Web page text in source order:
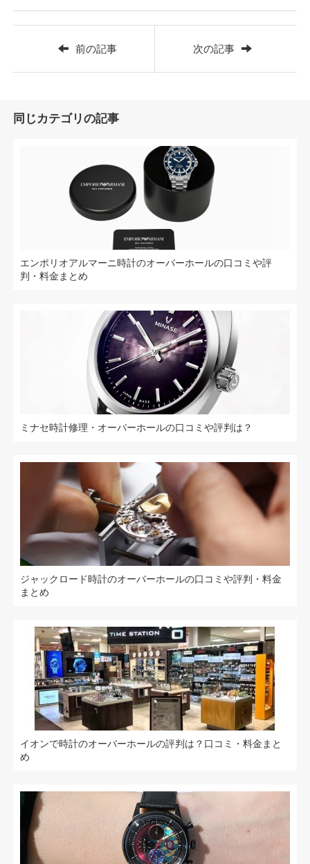
前の記事 次の記事
同じカテゴリの記事
エンポリオアルマーニ時計のオーバーホールの口コミや評
判・料金まとめ
ミナセ時計修理・オーバーホールの口コミや評判は？
ジャックロード時計のオーバーホールの口コミや評判・料金
まとめ
イオンで時計のオーバーホールの評判は？口コミ・料金まと
め